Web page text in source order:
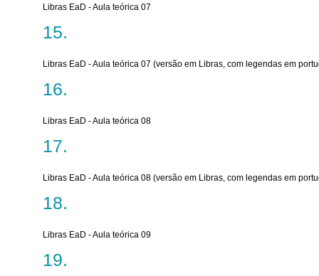
Libras EaD - Aula teórica 07
Libras EaD - Aula teórica 07 (versão em Libras, com legendas em
Libras EaD - Aula teórica 08
Libras EaD - Aula teórica 08 (versão em Libras, com legendas em
Libras EaD - Aula teórica 09